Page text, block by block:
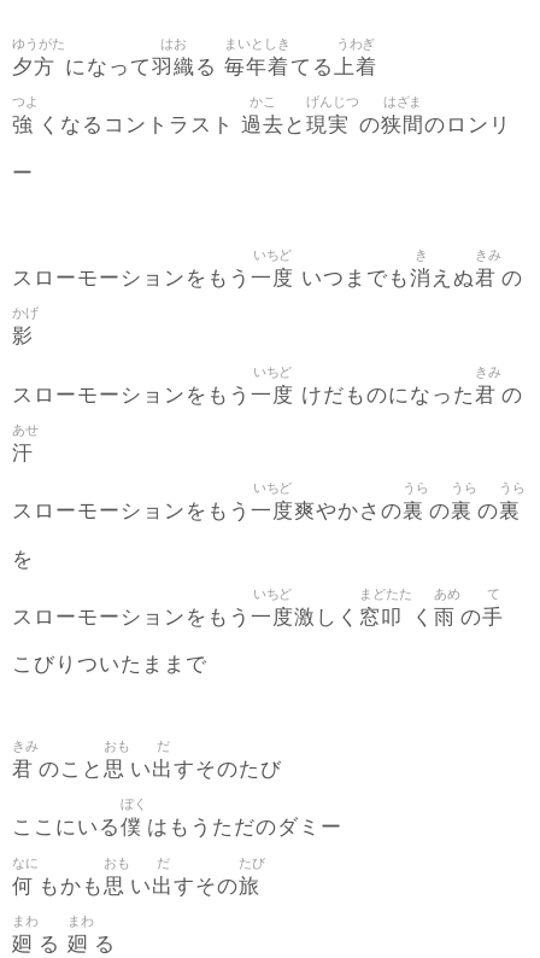
夕方
ゆうがた
になって羽織
はお
る 毎年着
まいとしき
てる上着
うわぎ
強
つよ
くなるコントラスト 過去
かこ
と 現実
げんじつ
の狭間
はざま
のロンリ
ー
スローモーションをもう 一度
いちど
いつまでも消
き
えぬ君
きみ
の
影
かげ
スローモーションをもう 一度
いちど
けだものになった君
きみ
の
汗
あせ
スローモーションをもう 一度
いちど
爽やかさの裏
うら
の裏
うら
の裏
うら
を
スローモーションをもう 一度
いちど
激しく 窓叩
まどたた
く 雨
あめ
の手
て
こびりついたままで
君
きみ
のこと 思
おも
い出
だ
すそのたび
ここにいる僕
ぼく
はもうただのダミー
何
なに
もかも 思
おも
い出
だ
すその旅
たび
廻
まわ
る 廻
まわ
る